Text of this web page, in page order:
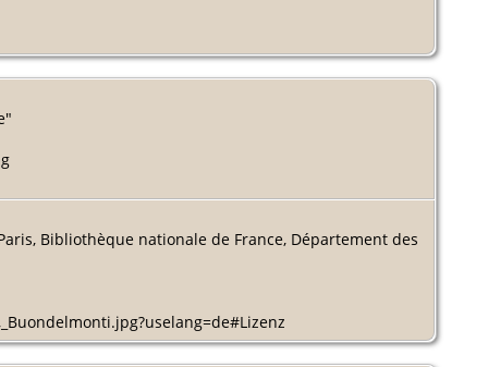
Bibliothèque nationale de France, Département des